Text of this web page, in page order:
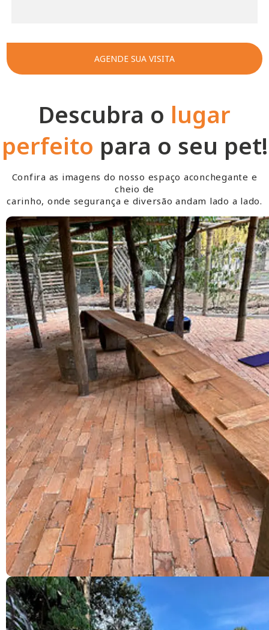
AGENDE SUA VISITA
Descubra o lugar
perfeito para o seu pet!
Confira as imagens do nosso espaço aconchegante e
cheio de
carinho, onde segurança e diversão andam lado a lado.